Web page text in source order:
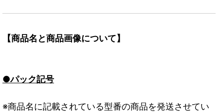
【商品名と商品画像について】
●パック記号
※商品名に記載されている型番の商品を発送させてい